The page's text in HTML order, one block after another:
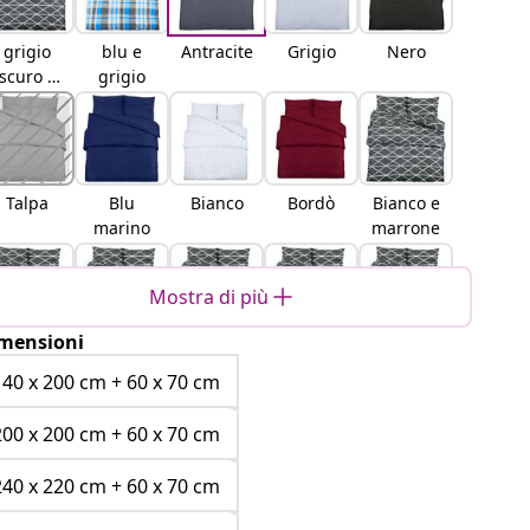
grigio
e
bianco
blu e
grigio
Antracite Grigio Nero
Talpa
Blu
marino
Bianco Bordò
Bianco e
marrone
Grigio
scuro
Grigio
chiaro
Grigio e
bianco
Strisce
Rosa
Nero e
Mostra di più
x 200 cm + 60 x 70 cm
x 200 cm + 60 x 70 cm
x 220 cm + 60 x 70 cm